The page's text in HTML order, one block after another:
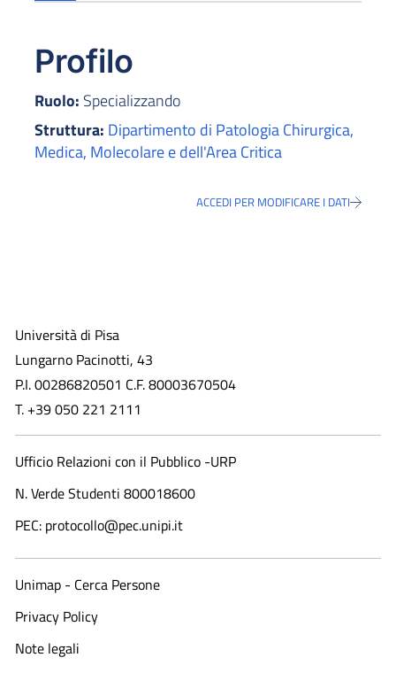
Profilo
Ruolo: Specializzando
Struttura: Dipartimento di Patologia Chirurgica,
Medica, Molecolare e dell'Area Critica
ACCEDI PER MODIFICARE I DATI
Università di Pisa
Lungarno Pacinotti, 43
P.I. 00286820501 C.F. 80003670504
T. +39 050 221 2111
Ufficio Relazioni con il Pubblico -URP
N. Verde Studenti 800018600​
PEC: protocollo@pec.unipi.it
Unimap - Cerca Persone
Privacy Policy
Note legali